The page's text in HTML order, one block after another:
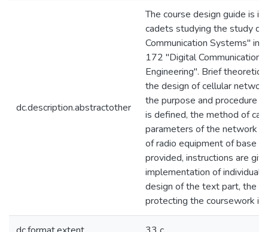
dc.description.abstractother
The course design guide is
cadets studying the study
Communication Systems" in
172 "Digital Communications
Engineering". Brief
the design of cellular
the purpose and procedure
is defined, the method of
parameters of the network
of radio equipment of base
provided, instructions are
implementation of individual
design of the text part, the
protecting the coursework is